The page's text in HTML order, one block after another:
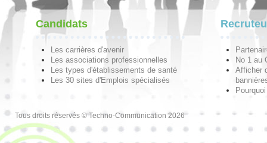
Candidats
Les carrières d'avenir
Les associations professionnelles
Les types d'établissements de santé
Les 30 sites d'Emplois spécialisés
No 1 au
Afficher
Tous droits réservés © Techno-Communication 2026